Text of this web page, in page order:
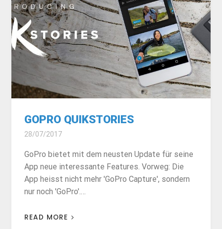
GOPRO QUIKSTORIES
28/07/2017
GoPro bietet mit dem neusten Update für seine
App neue interessante Features. Vorweg: Die
App heisst nicht mehr 'GoPro Capture', sondern
nur noch 'GoPro'.…
READ MORE